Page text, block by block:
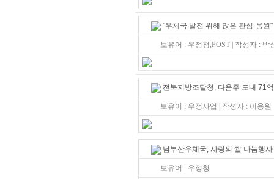
"우체국 발전 위해 많은 관심-응원"
보유어 : 우정청,POST | 작성자 : 박
전북지방조달청, 다음주 도내 71
보유어 : 우정사업 | 작성자 : 이용원
남부산우체국, 사랑의 쌀 나눔행사
보유어 : 우정청